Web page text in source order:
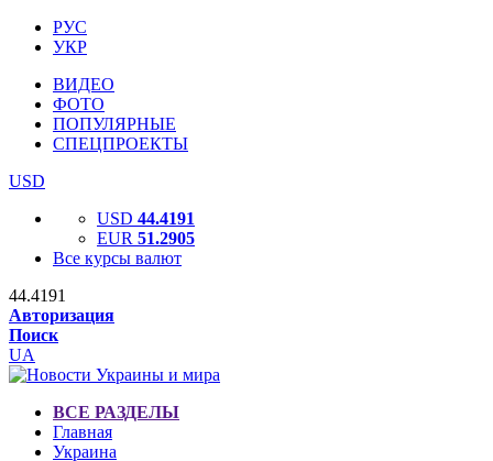
РУС
УКР
ВИДЕО
ФОТО
ПОПУЛЯРНЫЕ
СПЕЦПРОЕКТЫ
USD
USD 44.4191
EUR 51.2905
Все курсы валют
44.4191
Авторизация
Поиск
UA
ВСЕ РАЗДЕЛЫ
Главная
Украина